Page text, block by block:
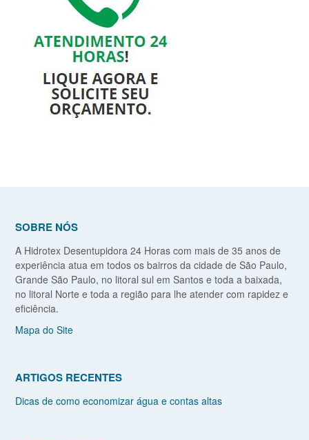
SOBRE NÓS
A Hidrotex Desentupidora 24 Horas com mais de 35 anos de
experiência atua em todos os bairros da cidade de São Paulo,
Grande São Paulo, no litoral sul em Santos e toda a baixada,
no litoral Norte e toda a região para lhe atender com rapidez e
eficiência.
Mapa do Site
ARTIGOS RECENTES
Dicas de como economizar água e contas altas